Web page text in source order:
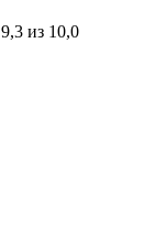
9,3 из 10,0